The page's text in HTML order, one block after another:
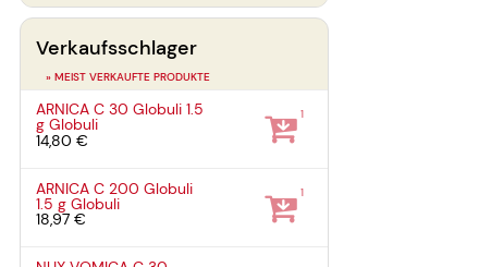
Verkaufsschlager
» MEIST VERKAUFTE PRODUKTE
ARNICA C 30 Globuli1.5
gGlobuli
14,80 €
1
ARNICA C 200 Globuli
1.5 gGlobuli
18,97 €
1